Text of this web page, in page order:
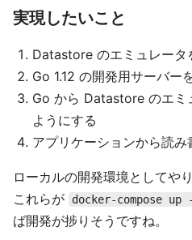
実現したいこと
Datastore のエミュレータ
Go 1.12 の開発用サーバー
Go から Datastore のエミ
ようにする
アプリケーションから読
ローカルの開発環境としてや
これらが
docker-compose up
ば開発が捗りそうですね。